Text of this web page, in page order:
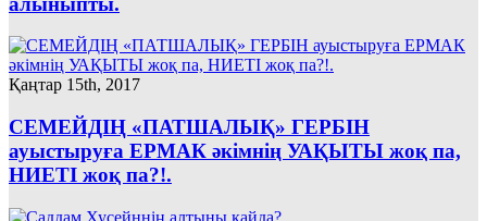
Қаңтар 15th, 2017
СЕМЕЙДІҢ «ПАТШАЛЫҚ» ГЕРБІН
ауыстыруға ЕРМАК әкімнің УАҚЫТЫ жоқ па,
НИЕТІ жоқ па?!.